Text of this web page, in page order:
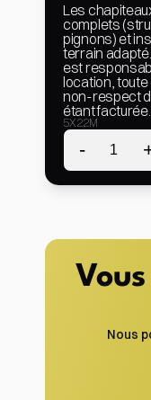
Les
complets
pignons) et
terrain
est
location,
non-respect
étant facturée.
5X22M
- 1
Nous